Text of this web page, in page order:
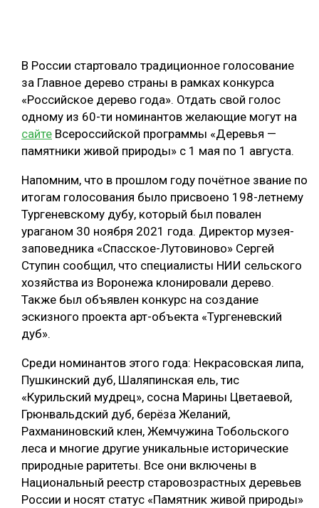
БИОЭНЕРГЕТИКА
ЛЕСОВОССТАНОВЛЕНИЕ И ЗАЩИТА
ЛОГИСТИКА
ПРОИЗВОДСТВО ДРЕВЕСНЫХ ПЛИТ
КОМПЛЕКСНАЯ ПЕРЕРАБОТКА
ЛЕСОПИЛЕНИЕ
ДЕРЕВЯННОЕ ДОМОСТРОЕНИЕ
БЕЗОПАСНОЕ ПРОИЗВОДСТВО
СОРТИРОВКА ДРЕВЕСИНЫ
СУШКА ДРЕВЕСИНЫ
МЕБЕЛЬНОЕ ПРОИЗВОДСТВО
ТЕМАТИЧЕСКИЕ ПРОЕКТЫ
ПОДБОРКИ СТАТЕЙ
В России стартовало традиционное голосование
за Главное дерево страны в рамках конкурса
«Российское дерево года». Отдать свой голос
одному из 60-ти номинантов желающие могут на
сайте Всероссийской программы «Деревья —
памятники живой природы» с 1 мая по 1 августа.
Напомним, что в прошлом году почётное звание по
итогам голосования было присвоено 198-летнему
Тургеневскому дубу, который был повален
ураганом 30 ноября 2021 года. Директор музея-
заповедника «Спасское-Лутовиново» Сергей
Ступин сообщил, что специалисты НИИ сельского
хозяйства из Воронежа клонировали дерево.
Также был объявлен конкурс на создание
эскизного проекта арт-объекта «Тургеневский
дуб».
Среди номинантов этого года: Некрасовская липа,
Пушкинский дуб, Шаляпинская ель, тис
«Курильский мудрец», сосна Марины Цветаевой,
Грюнвальдский дуб, берёза Желаний,
Рахманиновский клен, Жемчужина Тобольского
леса и многие другие уникальные исторические
природные раритеты. Все они включены в
Национальный реестр старовозрастных деревьев
России и носят статус «Памятник живой природы»